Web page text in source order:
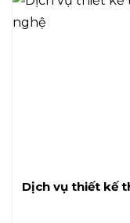
Dịch vụ thiết kế